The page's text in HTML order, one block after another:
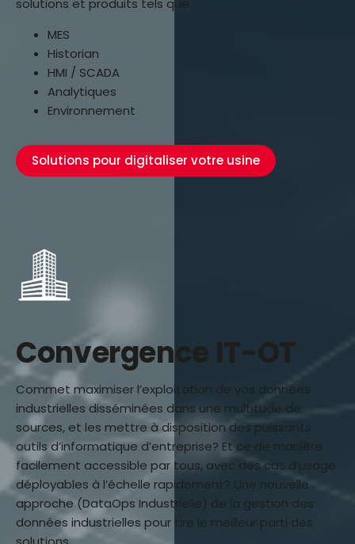
solutions et produits tels que
MES
Historian
HMI / SCADA
Analytiques
Environnement
Solutions pour digitaliser votre usine
Convergence IT-OT
Commet maximiser l’exploitation de vos données
industrielles disséminées dans une multitude de
sources, et les mettre à disposition des puissants
outils d’informatique d’entreprise? Et ce de manière
facilement accessible par tous, avec des cas d’usage
déployables à l’échelle rapidement? Une nouvelle
approche (DataOps Industrielle) de la gestion des
données industrielles pour tire le meilleur parti des